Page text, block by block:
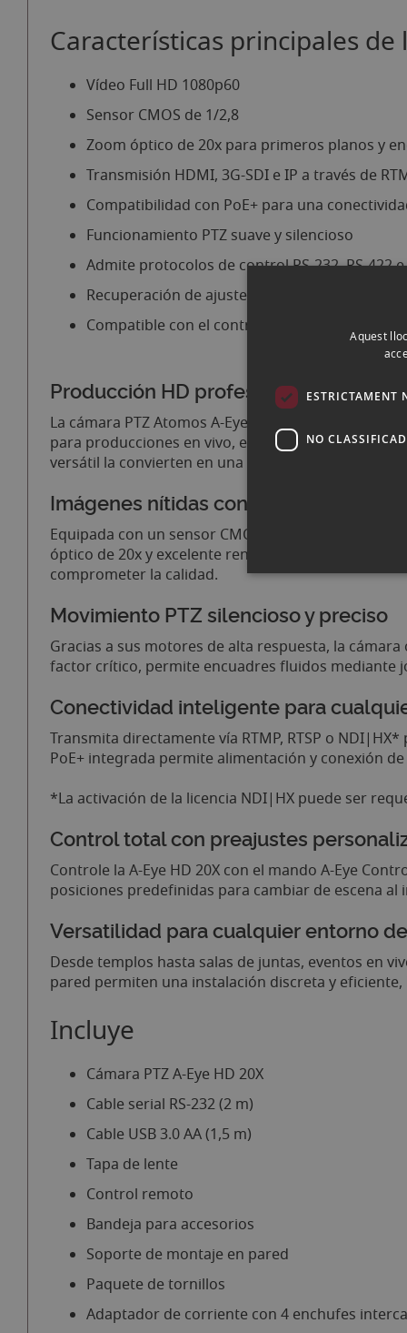
Características principales de
Vídeo Full HD 1080p60
Sensor CMOS de 1/2,8
Zoom óptico de 20x para primeros planos y
Transmisión HDMI, 3G-SDI e IP a través de
Compatibilidad con PoE+ para una
Funcionamiento PTZ suave y silencioso
Admite protocolos de control RS-232, RS-422
Recuperación de ajustes preestablecidos y
Compatible con el control remoto A-Eye y
Producción HD profesional con
La cámara PTZ Atomos A-Eye HD 20X redefine el
para producciones en vivo, entornos
versátil la convierten en una solución ideal para
Imágenes nítidas con zoom óptico de
Equipada con un sensor CMOS de 1/2.8" y
óptico de 20x y excelente rendimiento en
comprometer la calidad.
Movimiento PTZ silencioso y preciso
Gracias a sus motores de alta respuesta, la
factor crítico, permite encuadres fluidos mediante
Conectividad inteligente para
Transmita directamente vía RTMP, RTSP o
PoE+ integrada permite alimentación y conexión
*La activación de la licencia NDI|HX puede ser
Control total con preajustes
Controle la A-Eye HD 20X con el mando A-Eye
posiciones predefinidas para cambiar de escena
Versatilidad para cualquier entorno
Desde templos hasta salas de juntas, eventos en
pared permiten una instalación discreta y
Incluye
Cámara PTZ A-Eye HD 20X
Cable serial RS-232 (2 m)
Cable USB 3.0 AA (1,5 m)
Tapa de lente
Control remoto
Bandeja para accesorios
Soporte de montaje en pared
Paquete de tornillos
Adaptador de corriente con 4 enchufes
Aquest
ESTRICTAMENT
NO